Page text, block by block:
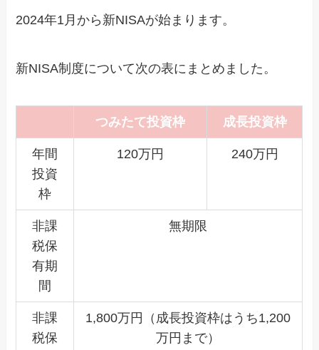
2024年1月から新NISAが始まります。
新NISA制度について次の表にまとめました。
つみたて投資枠 成長投資枠
年間
投資
枠
120万円 240万円
非課
税保
有期
間
無期限
非課
税保
1,800万円（成長投資枠はうち1,200
万円まで）